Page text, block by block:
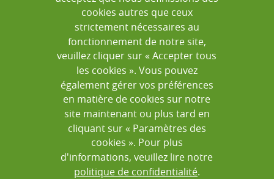
LabBook est un logiciel opensource qui
dispose d’un dépôt sur Github.
Acceder à Github
Vous pouvez contribuer à LabBook via le dépôt sur
github ou en contactant l’ équipe de développement
cookies autres que ceux
strictement nécessaires au
fonctionnement de notre site,
veuillez cliquer sur « Accepter tous
les cookies ». Vous pouvez
également gérer vos préférences
en matière de cookies sur notre
site maintenant ou plus tard en
cliquant sur « Paramètres des
cookies ». Pour plus
d'informations, veuillez lire notre
politique de confidentialité.